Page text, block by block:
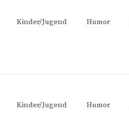
Kinder/Jugend Humor
Kinder/Jugend Humor